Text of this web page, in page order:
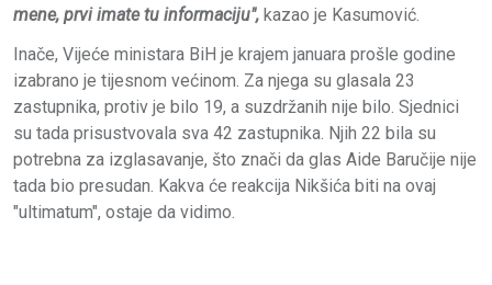
mene, prvi imate tu informaciju", kazao je Kasumović.
Inače, Vijeće ministara BiH je krajem januara prošle godine
izabrano je tijesnom većinom. Za njega su glasala 23
zastupnika, protiv je bilo 19, a suzdržanih nije bilo. Sjednici
su tada prisustvovala sva 42 zastupnika. Njih 22 bila su
potrebna za izglasavanje, što znači da glas Aide Baručije nije
tada bio presudan. Kakva će reakcija Nikšića biti na ovaj
"ultimatum", ostaje da vidimo.